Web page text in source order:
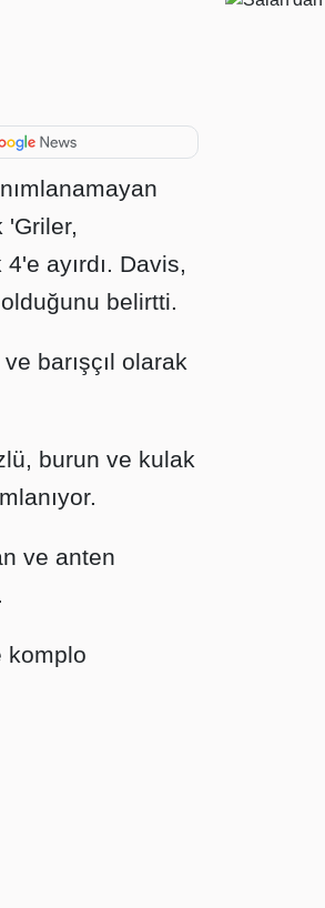
'Griler,
ayırdı. Davis,
belirtti.
barışçıl olarak
burun ve kulak
ve anten
komplo